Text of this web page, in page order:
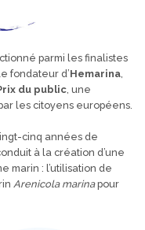
parmi les finalistes
le fondateur d’Hemarina
du public , une
les citoyens européens.
cinq années de
à la création d’une
marin : l’utilisation de
Arenicola marinapour